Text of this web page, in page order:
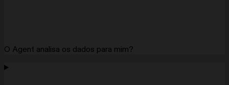
O Agent analisa os dados para mim?